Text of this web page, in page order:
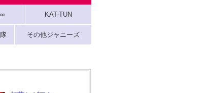
KAT-TUN
その他ジャニーズ